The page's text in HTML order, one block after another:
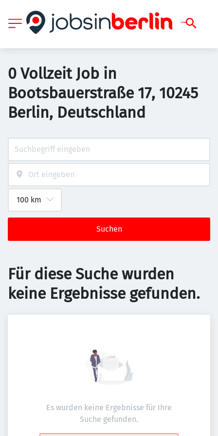
0 Vollzeit Job in
Bootsbauerstraße 17, 10245
Berlin, Deutschland
Suchen
Für diese Suche wurden
keine Ergebnisse gefunden.
Es wurden keine Ergebnisse für Ihre
Suche gefunden.